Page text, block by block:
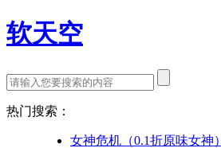
软天空
热门搜索：
女神危机（0.1折原味女神）